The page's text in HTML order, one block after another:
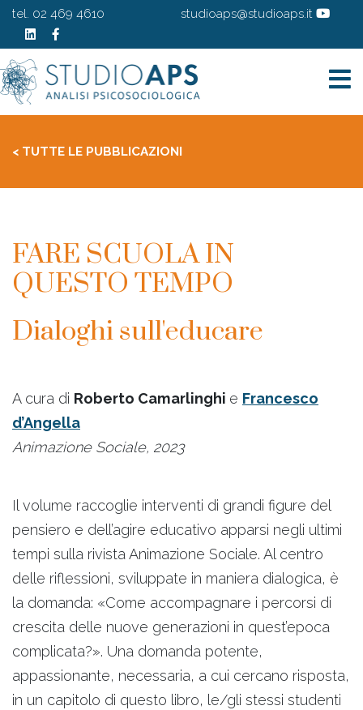
tel. 02 469 4610 studioaps@studioaps.it
< TUTTE LE PUBBLICAZIONI
FARE SCUOLA IN
QUESTO TEMPO
Dialoghi sull'educare
A cura di Roberto Camarlinghi e Francesco
d’Angella
Animazione Sociale, 2023
Il volume raccoglie interventi di grandi figure del
pensiero e dell’agire educativo apparsi negli ultimi
tempi sulla rivista Animazione Sociale. Al centro
delle riflessioni, sviluppate in maniera dialogica, è
la domanda: «Come accompagnare i percorsi di
crescita delle nuove generazioni in quest’epoca
complicata?». Una domanda potente,
appassionante, necessaria, a cui cercano risposta,
in un capitolo di questo libro, le/gli stessi studenti